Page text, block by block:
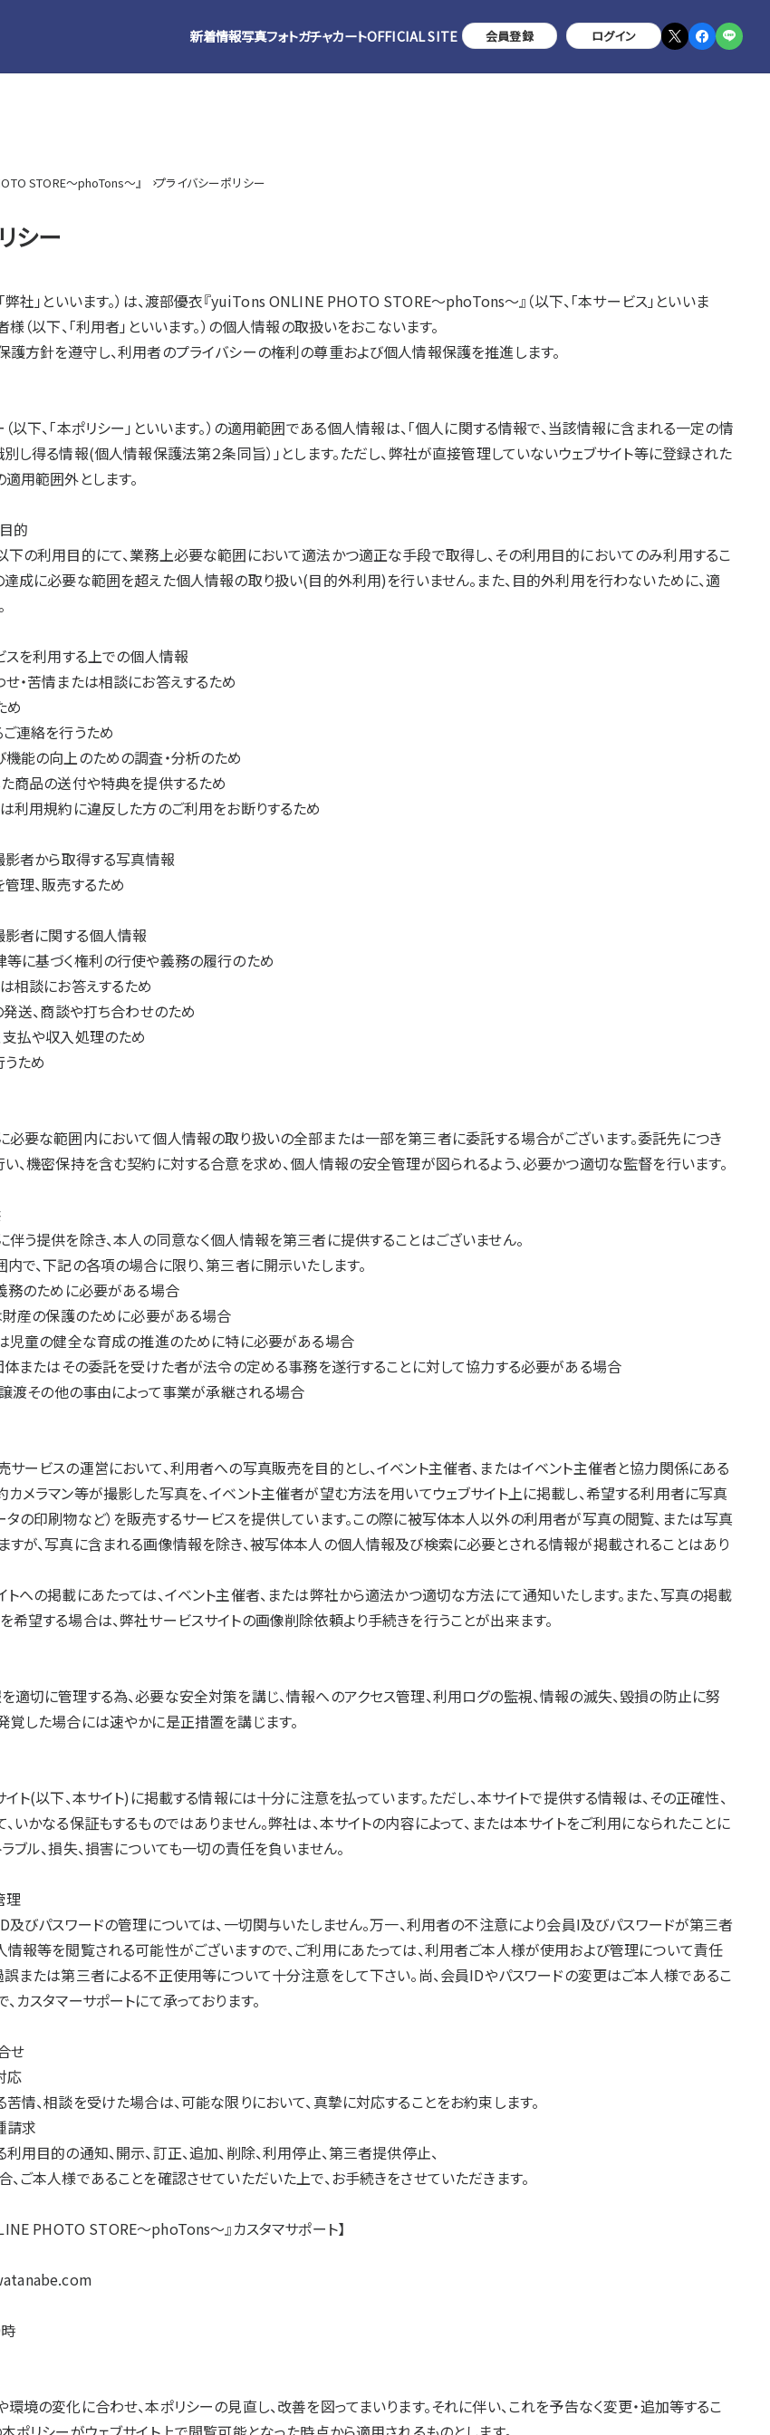
新着情報写真フォトガチャカートOFFICIAL SITE ログイン
会員登録
STORE～phoTons～』 プライバシーポリシー
シー
弊社」といいます。）は、渡部優衣『yuiTons ONLINE PHOTO STORE～phoTons～』（以下、「本サービス」といいま
（以下、「利用者」といいます。）の個人情報の取扱いをおこないます。
護方針を遵守し、利用者のプライバシーの権利の尊重および個人情報保護を推進します。
以下、「本ポリシー」といいます。）の適用範囲である個人情報は、「個人に関する情報で、当該情報に含まれる一定の情
し得る情報(個人情報保護法第２条同旨）」とします。ただし、弊社が直接管理していないウェブサイト等に登録された
用範囲外とします。
的
下の利用目的にて、業務上必要な範囲において適法かつ適正な手段で取得し、その利用目的においてのみ利用するこ
達成に必要な範囲を超えた個人情報の取り扱い(目的外利用)を行いません。また、目的外利用を行わないために、適
スを利用する上での個人情報
・苦情または相談にお答えするため
め
連絡を行うため
機能の向上のための調査・分析のため
た商品の送付や特典を提供するため
は利用規約に違反した方のご利用をお断りするため
影者から取得する写真情報
理、販売するため
影者に関する個人情報
等に基づく権利の行使や義務の履行のため
相談にお答えするため
発送、商談や打ち合わせのため
支払や収入処理のため
うため
必要な範囲内において個人情報の取り扱いの全部または一部を第三者に委託する場合がございます。委託先につき
い、機密保持を含む契約に対する合意を求め、個人情報の安全管理が図られるよう、必要かつ適切な監督を行います。
う提供を除き、本人の同意なく個人情報を第三者に提供することはございません。
で、下記の各項の場合に限り、第三者に開示いたします。
務のために必要がある場合
財産の保護のために必要がある場合
児童の健全な育成の推進のために特に必要がある場合
体またはその委託を受けた者が法令の定める事務を遂行することに対して協力する必要がある場合
譲渡その他の事由によって事業が承継される場合
ービスの運営において、利用者への写真販売を目的とし、イベント主催者、またはイベント主催者と協力関係にある
メラマン等が撮影した写真を、イベント主催者が望む方法を用いてウェブサイト上に掲載し、希望する利用者に写真
タの印刷物など）を販売するサービスを提供しています。この際に被写体本人以外の利用者が写真の閲覧、または写真
すが、写真に含まれる画像情報を除き、被写体本人の個人情報及び検索に必要とされる情報が掲載されることはあり
への掲載にあたっては、イベント主催者、または弊社から適法かつ適切な方法にて通知いたします。また、写真の掲載
望する場合は、弊社サービスサイトの画像削除依頼より手続きを行うことが出来ます。
切に管理する為、必要な安全対策を講じ、情報へのアクセス管理、利用ログの監視、情報の滅失、毀損の防止に努
覚した場合には速やかに是正措置を講じます。
ト(以下、本サイト)に掲載する情報には十分に注意を払っています。ただし、本サイトで提供する情報は、その正確性、
いかなる保証もするものではありません。弊社は、本サイトの内容によって、または本サイトをご利用になられたことに
ブル、損失、損害についても一切の責任を負いません。
理
びパスワードの管理については、一切関与いたしません。万一、利用者の不注意により会員I及びパスワードが第三者
情報等を閲覧される可能性がございますので、ご利用にあたっては、利用者ご本人様が使用および管理について責任
誤または第三者による不正使用等について十分注意をして下さい。尚、会員IDやパスワードの変更はご本人様であるこ
カスタマーサポートにて承っております。
せ
応
情、相談を受けた場合は、可能な限りにおいて、真摯に対応することをお約束します。
請求
用目的の通知、開示、訂正、追加、削除、利用停止、第三者提供停止、
ご本人様であることを確認させていただいた上で、お手続きをさせていただきます。
PHOTO STORE～phoTons～』カスタマサポート】
境の変化に合わせ、本ポリシーの見直し、改善を図ってまいります。それに伴い、これを予告なく変更・追加等するこ